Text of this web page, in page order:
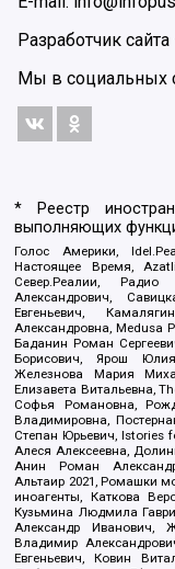
Разработчик сайта
Мы в социальных
* Реестр
выполняющих
Голос Америки,
Настоящее Время,
Север.Реалии, Радио
Александрович,
Евгеньевич,
Александровна, Medusa
Баданин Роман
Борисович, Ярош
Железнова Мария
Елизавета Витальевна,
Софья Романовна,
Владимировна,
Степан Юрьевич, Istories
Алеся Алексеевна,
Анин Роман
Альтаир 2021, Ромашки
иноагенты, Каткова
Кузьмина Людмила
Александр Иванович,
Владимир
Евгеньевич, Ковин